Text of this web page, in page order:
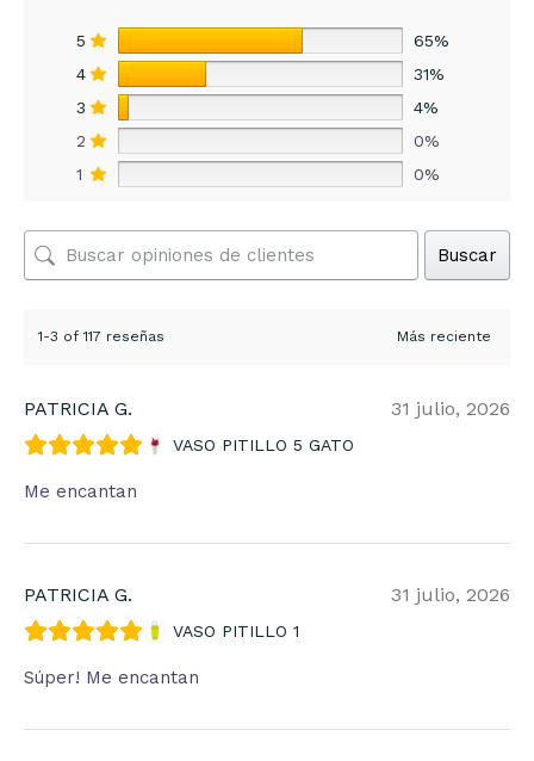
5
65%
4
31%
3
4%
2
0%
1
0%
Buscar
1-3 of 117 reseñas
PATRICIA G. 31 julio, 2026
VASO PITILLO 5 GATO
Me encantan
PATRICIA G. 31 julio, 2026
VASO PITILLO 1
Súper! Me encantan